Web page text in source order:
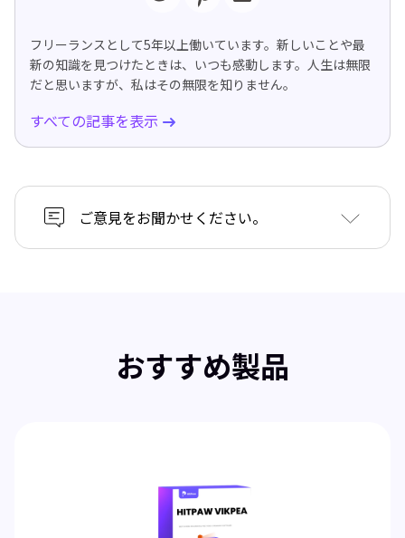
フリーランスとして5年以上働いています。新しいことや最
新の知識を見つけたときは、いつも感動します。人生は無限
だと思いますが、私はその無限を知りません。
すべての記事を表示
ご意見をお聞かせください。
おすすめ製品